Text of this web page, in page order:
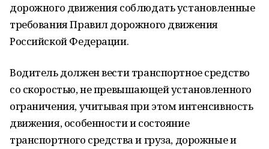
дорожного движения соблюдать установленные
требования Правил дорожного движения
Российской Федерации.
Водитель должен вести транспортное средство
со скоростью, не превышающей установленного
ограничения, учитывая при этом интенсивность
движения, особенности и состояние
транспортного средства и груза, дорожные и